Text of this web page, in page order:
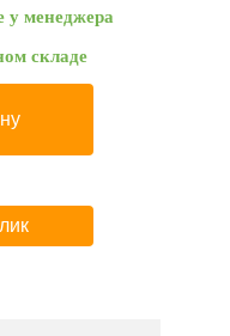
у менеджера
складе